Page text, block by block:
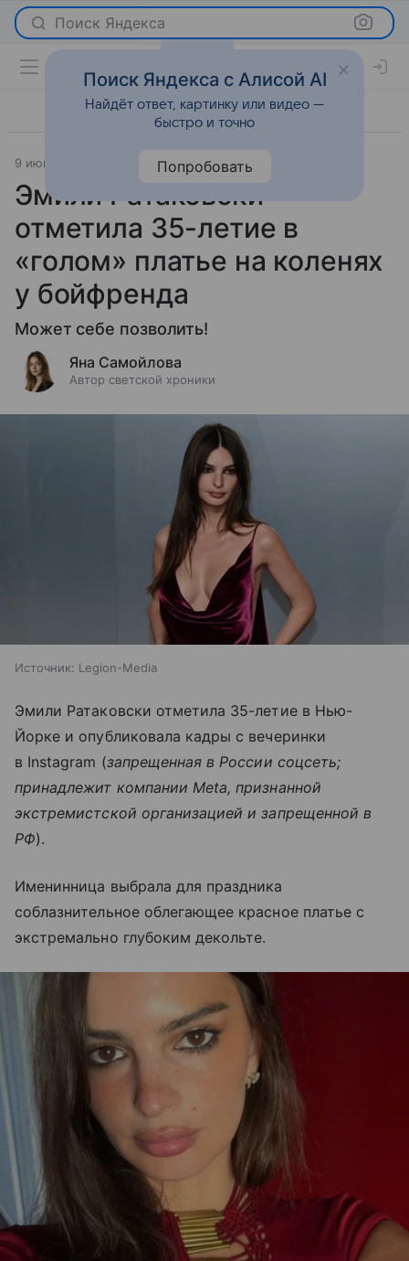
Поиск Яндекса
9 июня 2026 Светская жизнь
Эмили Ратаковски
отметила 35-летие в
«голом» платье на коленях
у бойфренда
Может себе позволить!
Яна Самойлова
Автор светской хроники
Источник: Legion-Media
Эмили Ратаковски отметила 35-летие в Нью-
Йорке и опубликовала кадры с вечеринки
в Instagram (запрещенная в России соцсеть;
принадлежит компании Meta, признанной
экстремистской организацией и запрещенной в
РФ).
Именинница выбрала для праздника
соблазнительное облегающее красное платье с
экстремально глубоким декольте.
Поиск Яндекса с Алисой AI
Найдёт ответ, картинку или видео —
быстро и точно
Попробовать